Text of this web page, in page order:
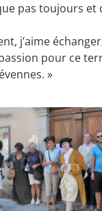
pas toujours
j’aime
pour ce
»